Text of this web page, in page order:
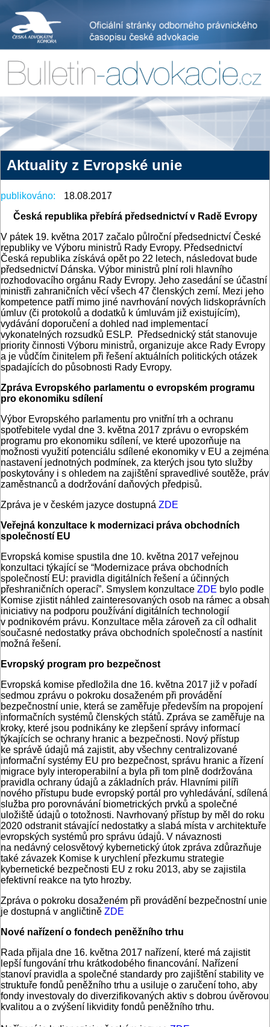
Aktuality z Evropské unie
publikováno:
18.08.2017
Česká republika přebírá předsednictví v Radě Evropy
V pátek 19. května 2017 začalo půlroční předsednictví České
republiky ve Výboru ministrů Rady Evropy. Předsednictví
Česká republika získává opět po 22 letech, následovat bude
předsednictví Dánska. Výbor ministrů plní roli hlavního
rozhodovacího orgánu Rady Evropy. Jeho zasedání se účastní
ministři zahraničních věcí všech 47 členských zemí. Mezi jeho
kompetence patří mimo jiné navrhování nových lidskoprávních
úmluv (či protokolů a dodatků k úmluvám již existujícím),
vydávání doporučení a dohled nad implementací
vykonatelných rozsudků ESLP. Předsednický stát stanovuje
priority činnosti Výboru ministrů, organizuje akce Rady Evropy
a je vůdčím činitelem při řešení aktuálních politických otázek
spadajících do působnosti Rady Evropy.
Zpráva Evropského parlamentu o evropském programu
pro ekonomiku sdílení
Výbor Evropského parlamentu pro vnitřní trh a ochranu
spotřebitele vydal dne 3. května 2017 zprávu o evropském
programu pro ekonomiku sdílení, ve které upozorňuje na
možnosti využití potenciálu sdílené ekonomiky v EU a zejména
nastavení jednotných podmínek, za kterých jsou tyto služby
poskytovány i s ohledem na zajištění spravedlivé soutěže, práv
zaměstnanců a dodržování daňových předpisů.
Zpráva je v českém jazyce dostupná ZDE
Veřejná konzultace k modernizaci práva obchodních
společností EU
Evropská komise spustila dne 10. května 2017 veřejnou
konzultaci týkající se “Modernizace práva obchodních
společností EU: pravidla digitálních řešení a účinných
přeshraničních operací”. Smyslem konzultace ZDE bylo podle
Komise zjistit náhled zainteresovaných osob na rámec a obsah
iniciativy na podporu používání digitálních technologií
v podnikovém právu. Konzultace měla zároveň za cíl odhalit
současné nedostatky práva obchodních společností a nastínit
možná řešení.
Evropský program pro bezpečnost
Evropská komise předložila dne 16. května 2017 již v pořadí
sedmou zprávu o pokroku dosaženém při provádění
bezpečnostní unie, která se zaměřuje především na propojení
informačních systémů členských států. Zpráva se zaměřuje na
kroky, které jsou podnikány ke zlepšení správy informací
týkajících se ochrany hranic a bezpečnosti. Nový přístup
ke správě údajů má zajistit, aby všechny centralizované
informační systémy EU pro bezpečnost, správu hranic a řízení
migrace byly interoperabilní a byla při tom plně dodržována
pravidla ochrany údajů a základních práv. Hlavními pilíři
nového přístupu bude evropský portál pro vyhledávání, sdílená
služba pro porovnávání biometrických prvků a společné
uložiště údajů o totožnosti. Navrhovaný přístup by měl do roku
2020 odstranit stávající nedostatky a slabá místa v architektuře
evropských systémů pro správu údajů. V návaznosti
na nedávný celosvětový kybernetický útok zpráva zdůrazňuje
také závazek Komise k urychlení přezkumu strategie
kybernetické bezpečnosti EU z roku 2013, aby se zajistila
efektivní reakce na tyto hrozby.
Zpráva o pokroku dosaženém při provádění bezpečnostní unie
je dostupná v angličtině ZDE
Nové nařízení o fondech peněžního trhu
Rada přijala dne 16. května 2017 nařízení, které má zajistit
lepší fungování trhu krátkodobého financování. Nařízení
stanoví pravidla a společné standardy pro zajištění stability ve
struktuře fondů peněžního trhu a usiluje o zaručení toho, aby
fondy investovaly do diverzifikovaných aktiv s dobrou úvěrovou
kvalitou a o zvýšení likvidity fondů peněžního trhu.